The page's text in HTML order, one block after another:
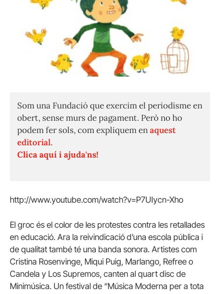
Som una Fundació que exercim el periodisme en
obert, sense murs de pagament. Però no ho
podem fer sols, com expliquem enaquest
editorial.
Clica aquí i ajuda'ns!
http://www.youtube.com/watch?v=P7UIycn-Xho
El groc és el color de les protestes contra les retallades
en educació. Ara la reivindicació d’una escola pública i
de qualitat també té una banda sonora. Artistes com
Cristina Rosenvinge, Miqui Puig, Marlango, Refree o
Candela y Los Supremos, canten al quart disc de
Minimúsica. Un festival de “Música Moderna per a tota